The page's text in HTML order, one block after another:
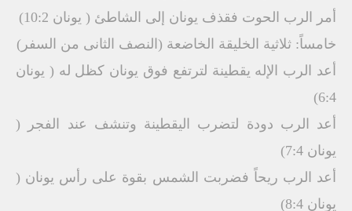
أمر الرب الحوت فقذف يونان إلى الشاطئ ( يونان 10:2)
خامساً: ثلاثية الخليقة الخاضعة (النصف الثانى من السفر)
أعد الرب الإله يقطينة لترتفع فوق يونان كظل له ( يونان
6:4)
أعد الرب دودة لتضرب اليقطينة وتنشف عند الفجر (
يونان 7:4)
أعد الرب ريحاً فضربت الشمس بقوة على رأس يونان (
يونان 8:4)